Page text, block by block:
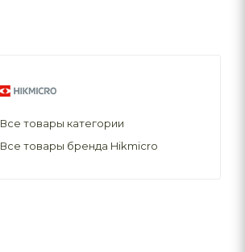
Все товары категории
Все товары бренда Hikmicro